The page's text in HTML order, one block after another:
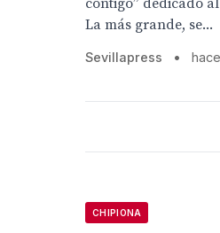
contigo” dedicado
La más grande, se...
Sevillapress •
CHIPIONA